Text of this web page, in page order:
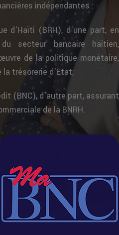
indépendantes :
d'Haïti (BRH), d'une part, en
secteur bancaire haïtien,
de la politique monétaire,
trésorerie d'Etat;
(BNC), d'autre part, assurant
de la BNRH.